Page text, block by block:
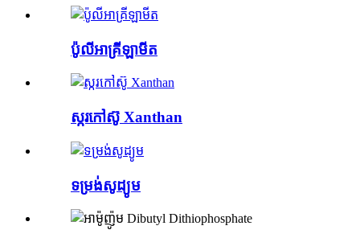
ប៉ូលីអាគ្រីឡាមីត
ស្ករកៅស៊ូ Xanthan
ទម្រង់សូដ្យូម